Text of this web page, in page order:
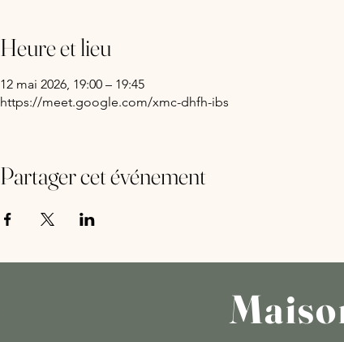
Heure et lieu
12 mai 2026, 19:00 – 19:45
https://meet.google.com/xmc-dhfh-ibs
Partager cet événement